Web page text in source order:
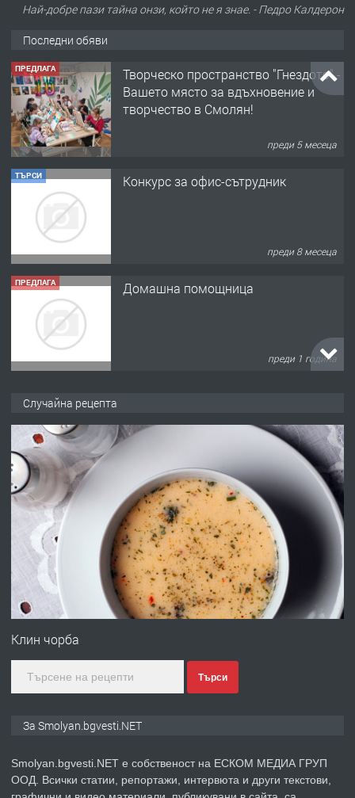
Най-добре пази тайна онзи, който не я знае. - Педро Калдерон
Последни обяви
ПРЕДЛАГА
Творческо пространство "Гнездото" -
Вашето място за вдъхновение и
творчество в Смолян!
преди 5 месеца
ТЪРСИ Конкурс за офис-сътрудник
преди 8 месеца
ПРЕДЛАГА Домашна помощница
преди 1 година
преди 2 години
ПРЕДЛАГА
УДЪЛЖАВАНЕ НА ЧОВЕШКИЯТ
ЖИВОТ И ПОДОБРЯВАНЕ НА
НЕГОВОТО КАЧЕСТВО
преди 2 години
ПРЕДЛАГА Имот в Северна Гърция, до Кавала
преди 2 години
Случайна рецепта
Клин чорба
Търси
За Smolyan.bgvesti.NET
Smolyan.bgvesti.NET е собственост на ЕСКОМ МЕДИА ГРУП
ООД. Всички статии, репортажи, интервюта и други текстови,